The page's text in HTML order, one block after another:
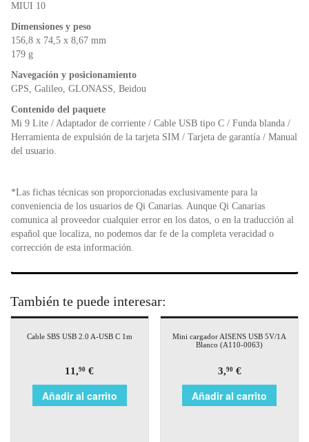
MIUI 10
Dimensiones y peso
156,8 x 74,5 x 8,67 mm
179 g
Navegación y posicionamiento
GPS, Galileo, GLONASS, Beidou
Contenido del paquete
Mi 9 Lite / Adaptador de corriente / Cable USB tipo C / Funda blanda /
Herramienta de expulsión de la tarjeta SIM / Tarjeta de garantía / Manual
del usuario.
*Las fichas técnicas son proporcionadas exclusivamente para la
conveniencia de los usuarios de Qi Canarias. Aunque Qi Canarias
comunica al proveedor cualquier error en los datos, o en la traducción al
español que localiza, no podemos dar fe de la completa veracidad o
corrección de esta información.
También te puede interesar:
Cable SBS USB 2.0 A-USB C 1m
11,90 €
Añadir al carrito
Mini cargador AISENS USB 5V/1A
Blanco (A110-0063)
3,90€
Añadir al carrito